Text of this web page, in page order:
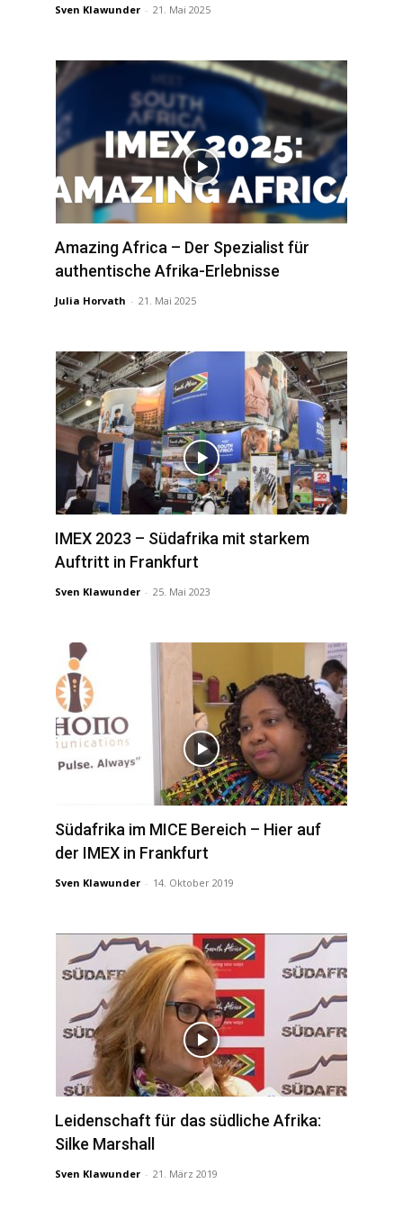
Sven Klawunder - 21. Mai 2025
Amazing Africa – Der Spezialist für
authentische Afrika-Erlebnisse
Julia Horvath - 21. Mai 2025
IMEX 2023 – Südafrika mit starkem
Auftritt in Frankfurt
Sven Klawunder - 25. Mai 2023
Südafrika im MICE Bereich – Hier auf
der IMEX in Frankfurt
Sven Klawunder - 14. Oktober 2019
Leidenschaft für das südliche Afrika:
Silke Marshall
Sven Klawunder - 21. März 2019